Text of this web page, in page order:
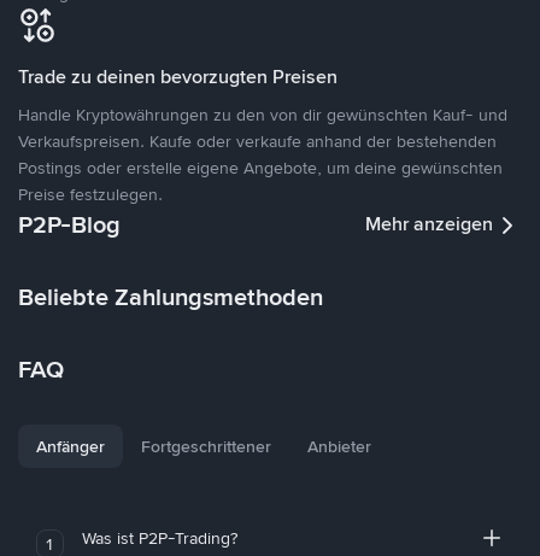
Trade zu deinen bevorzugten Preisen
Handle Kryptowährungen zu den von dir gewünschten Kauf- und
Verkaufspreisen. Kaufe oder verkaufe anhand der bestehenden
Postings oder erstelle eigene Angebote, um deine gewünschten
Preise festzulegen.
P2P-Blog Mehr anzeigen
Beliebte Zahlungsmethoden
FAQ
Anfänger Fortgeschrittener Anbieter
1 Was ist P2P-Trading?